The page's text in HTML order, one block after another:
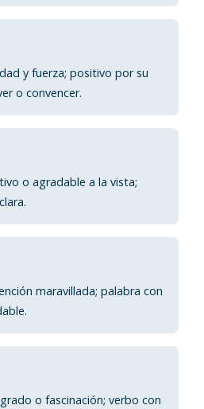
y fuerza; positivo por su
o convencer.
o agradable a la vista;
maravillada; palabra con
o fascinación; verbo con